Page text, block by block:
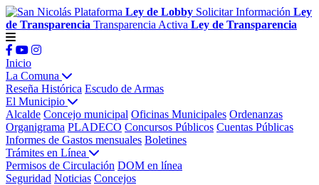
Plataforma Ley de Lobby Solicitar Información Ley
de Transparencia Transparencia Activa Ley de Transparencia
Inicio
La Comuna
Reseña Histórica Escudo de Armas
El Municipio
Alcalde Concejo municipal Oficinas Municipales Ordenanzas
Organigrama PLADECO Concursos Públicos Cuentas Públicas
Informes de Gastos mensuales Boletines
Trámites en Línea
Permisos de Circulación DOM en línea
Seguridad Noticias Concejos